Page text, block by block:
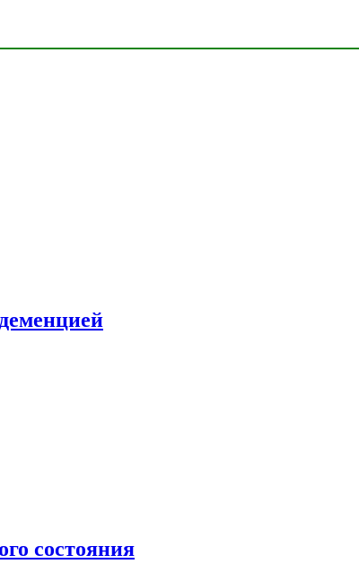
состояния